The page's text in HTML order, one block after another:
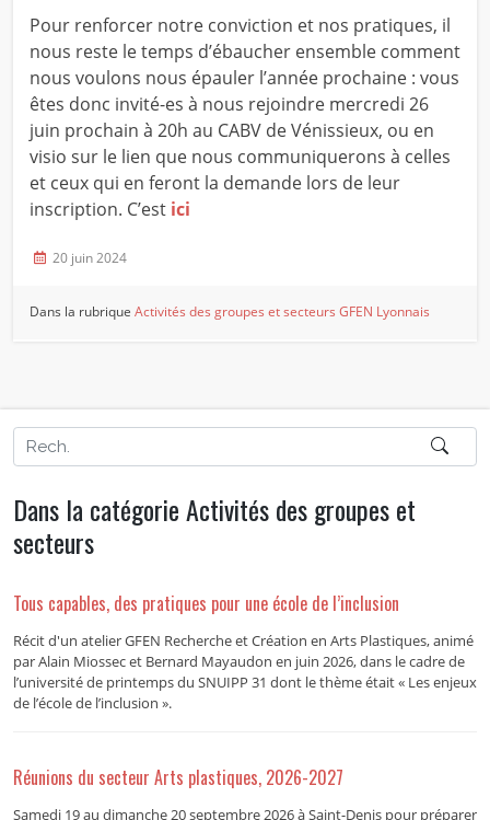
Pour renforcer notre conviction et nos pratiques, il
nous reste le temps d’ébaucher ensemble comment
nous voulons nous épauler l’année prochaine : vous
êtes donc invité-es à nous rejoindre mercredi 26
juin prochain à 20h au CABV de Vénissieux, ou en
visio sur le lien que nous communiquerons à celles
et ceux qui en feront la demande lors de leur
inscription. C’est ici
20 juin 2024
Dans la rubriqueActivités des groupes et secteurs GFEN Lyonnais
Dans la catégorie Activités des groupes et
secteurs
Tous capables, des pratiques pour une école de l’inclusion
Récit d'un atelier GFEN Recherche et Création en Arts Plastiques, animé
par Alain Miossec et Bernard Mayaudon en juin 2026, dans le cadre de
l’université de printemps du SNUIPP 31 dont le thème était « Les enjeux
de l’école de l’inclusion ».
Réunions du secteur Arts plastiques, 2026-2027
Samedi 19 au dimanche 20 septembre 2026 à Saint-Denis pour préparer